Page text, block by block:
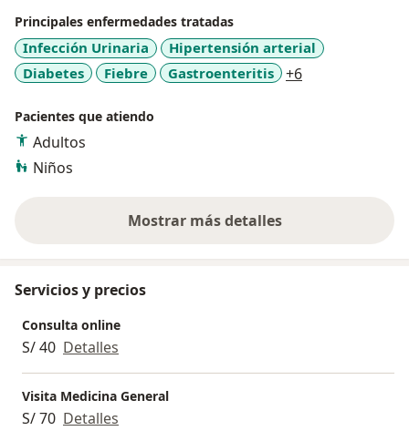
Principales enfermedades tratadas
Infección Urinaria
Hipertensión arterial
Diabetes
Fiebre Gastroenteritis +6
Pacientes que atiendo
Adultos
Niños
Mostrar más detalles
sobre la experiencia
Servicios y precios
Consulta online
S/ 40 Detalles
Visita Medicina General
S/ 70 Detalles